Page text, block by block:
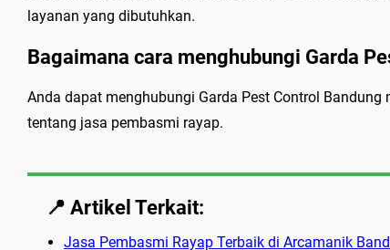
layanan yang dibutuhkan.
Bagaimana cara menghubungi Garda
Anda dapat menghubungi Garda Pest Control
tentang jasa pembasmi rayap.
📍 Artikel Terkait:
Jasa Pembasmi Rayap Terbaik di Arcamanik